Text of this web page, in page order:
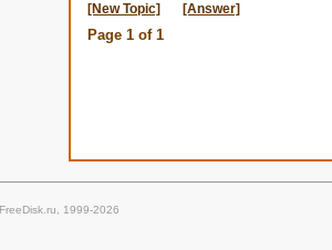
[New Topic] [Answer]
Page 1 of 1
1999-2026